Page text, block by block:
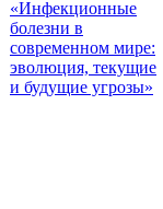
«Инфекционные
болезни в
современном мире:
эволюция, текущие
и будущие угрозы»